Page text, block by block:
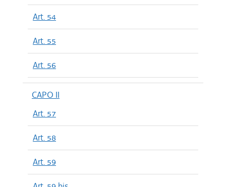
Art. 54
Art. 55
Art. 56
CAPO II
Art. 57
Art. 58
Art. 59